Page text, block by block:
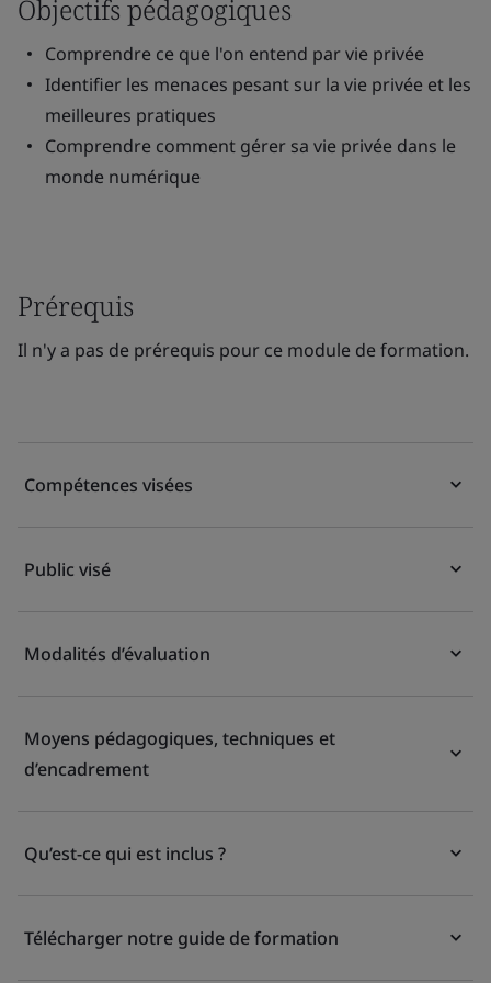
Objectifs pédagogiques
Comprendre ce que l'on entend par vie privée
Identifier les menaces pesant sur la vie privée et les
meilleures pratiques
Comprendre comment gérer sa vie privée dans le
monde numérique
Prérequis
Il n'y a pas de prérequis pour ce module de formation.
Compétences visées
Public visé
Modalités d’évaluation
Moyens pédagogiques, techniques et
d’encadrement
Qu’est-ce qui est inclus ?
Télécharger notre guide de formation